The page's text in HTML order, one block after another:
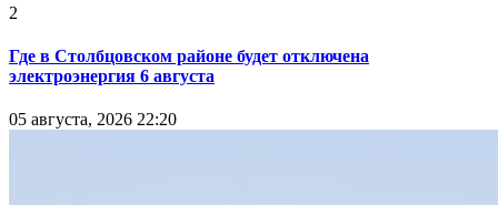
2
Где в Столбцовском районе будет отключена
электроэнергия 6 августа
05 августа, 2026 22:20